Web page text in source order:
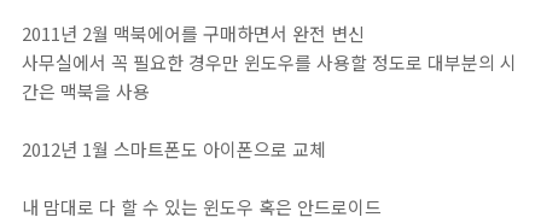
2011년 2월 맥북에어를 구매하면서 완전 변신
사무실에서 꼭 필요한 경우만 윈도우를 사용할 정도로 대부분의 시
간은 맥북을 사용
2012년 1월 스마트폰도 아이폰으로 교체
내 맘대로 다 할 수 있는 윈도우 혹은 안드로이드